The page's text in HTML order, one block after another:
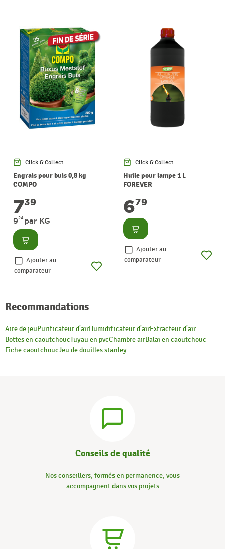
Click & Collect
Engrais pour buis 0,8 kg
COMPO
739
924 par KG
Consulter
Ajouter au
comparateur
Click & Collect
Huile pour lampe 1 L
FOREVER
679
Consulter
Ajouter au
comparateur
Recommandations
Aire de jeuPurificateur d'airHumidificateur d'airExtracteur d'air
Bottes en caoutchoucTuyau en pvcChambre airBalai en caoutchouc
Fiche caoutchoucJeu de douilles stanley
Conseils de qualité
Nos conseillers, formés en permanence, vous
accompagnent dans vos projets